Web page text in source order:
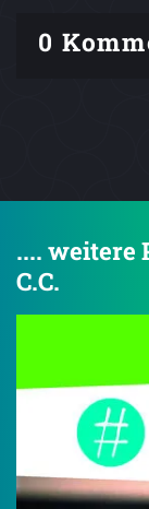
0
.... weitere
C.C.